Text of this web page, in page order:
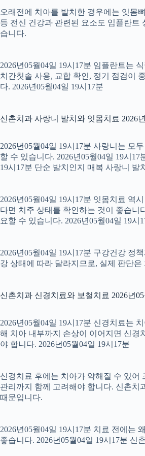
오래전에 치아를 발치한 경우에는 잇몸
등 전신 건강과 관련된 요소도 임플란트
습니다.
2026년05월04일 19시17분 임플란트는
치간칫솔 사용, 교합 확인, 정기 점검이
다. 2026년05월04일 19시17분
신촌치과 사랑니 발치와 잇몸치료 2026
2026년05월04일 19시17분 사랑니는 모
할 수 있습니다. 2026년05월04일 19시
19시17분 단순 발치인지 매복 사랑니 발
2026년05월04일 19시17분 잇몸치료 역
다면 치주 상태를 확인하는 것이 좋습니
요할 수 있습니다. 2026년05월04일 19시
2026년05월04일 19시17분 구강건강 정
강 상태에 따라 달라지므로, 실제 판단
신촌치과 신경치료와 보철치료 2026년
2026년05월04일 19시17분 신경치료는
해 치아 내부까지 손상이 이어지면 신경
야 합니다. 2026년05월04일 19시17분
신경치료 후에는 치아가 약해질 수 있어
관리까지 함께 고려해야 합니다. 신촌치
때문입니다.
2026년05월04일 19시17분 치료 전에는
좋습니다. 2026년05월04일 19시17분